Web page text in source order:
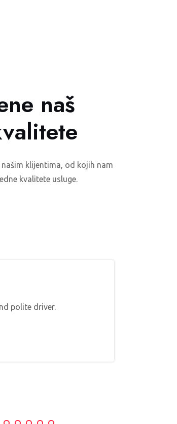
naš
klijentima, od kojih nam
kvalitete usluge.
polite driver.